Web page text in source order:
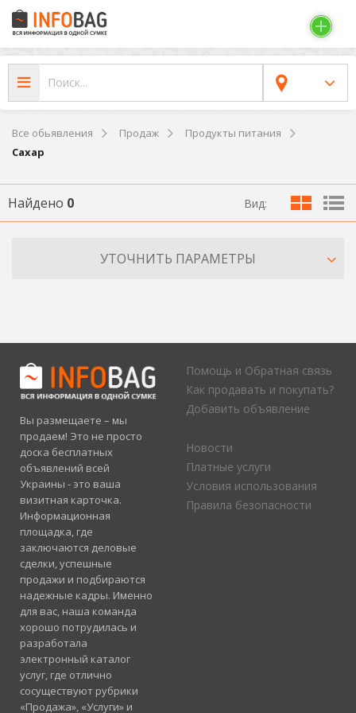
Все обьявления Продаж
Продукты питания
Сахар
Найдено 0 Вид:
УТОЧНИТЬ ПАРАМЕТРЫ
Вы размещаете – мы
продаем! Это не просто
доска бесплатных
объявлений всей
Украины - это ваша
визитная карточка.
Информационная
площадка, где
заключаются деловые
сделки, успешные
продажи и подбираются
надежные кадры. Именно
для вас, наша команда
хорошо потрудилась и
разработала
электронный каталог
услуг, где отлично
сосуществуют рубрики
«Продажа», «Услуги» и
Помощь и Обратная связь
Как продавать и покупать?
Добавить объявление
Новости
Платные услуги
Условия использования
Правила безопасности